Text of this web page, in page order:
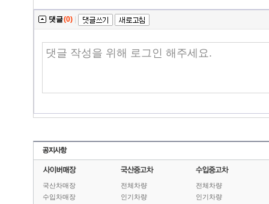
댓글(0)
국산차매장
수입차매장
전체차량
인기차량
전체차량
인기차량